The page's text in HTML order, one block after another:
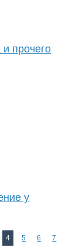
прочего
у
4 5 6
7